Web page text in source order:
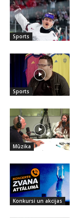
Sports
Sports
Mūzika
Konkursi un akcijas